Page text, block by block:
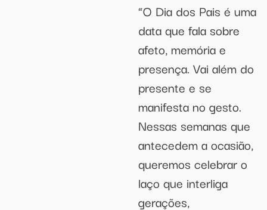
“O Dia dos Pais é uma
data que fala sobre
afeto, memória e
presença. Vai além do
presente e se
manifesta no gesto.
Nessas semanas que
antecedem a ocasião,
queremos celebrar o
laço que interliga
gerações,